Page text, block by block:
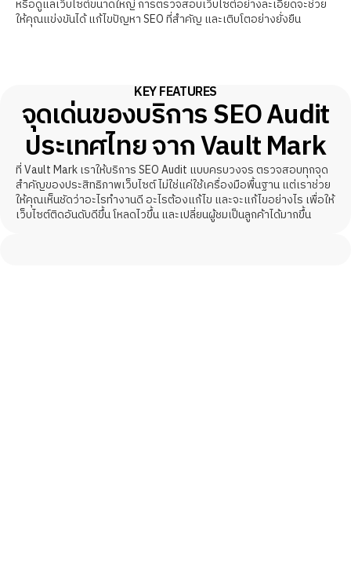
หรือดูแลเว็บไซต์ขนาดใหญ่ การตรวจสอบเว็บไซต์อย่างละเอียดจะช่วย
ให้คุณแข่งขันได้ แก้ไขปัญหา SEO ที่สำคัญ และเติบโตอย่างยั่งยืน
KEY FEATURES
จุดเด่นของบริการ SEO Audit
ประเทศไทย จาก Vault Mark
ที่ Vault Mark เราให้บริการ SEO Audit แบบครบวงจร ตรวจสอบทุกจุด
สำคัญของประสิทธิภาพเว็บไซต์ ไม่ใช่แค่ใช้เครื่องมือพื้นฐาน แต่เราช่วย
ให้คุณเห็นชัดว่าอะไรทำงานดี อะไรต้องแก้ไข และจะแก้ไขอย่างไร เพื่อให้
เว็บไซต์ติดอันดับดีขึ้น โหลดไวขึ้น และเปลี่ยนผู้ชมเป็นลูกค้าได้มากขึ้น